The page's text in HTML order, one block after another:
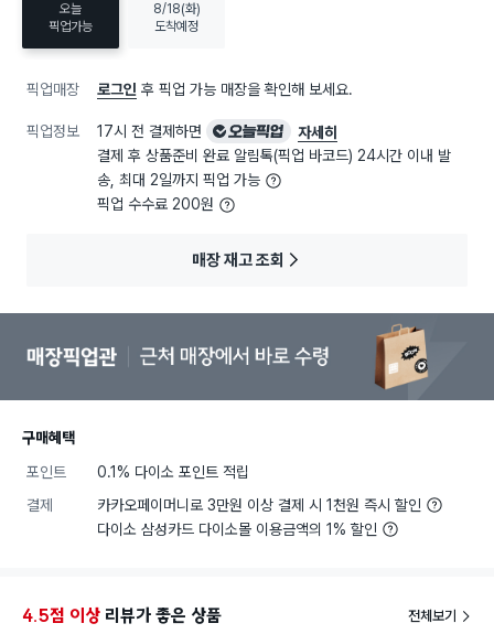
오늘
픽업가능
8/18(화)
도착예정
픽업매장 로그인 후 픽업 가능 매장을 확인해 보세요.
픽업정보 17시 전 결제하면 오늘픽업
자세히
결제 후 상품준비 완료 알림톡(픽업 바코드) 24시간 이내 발
송, 최대 2일까지 픽업 가능
픽업 수수료 200원
매장 재고 조회
구매혜택
포인트
0.1% 다이소 포인트 적립
결제
카카오페이머니로 3만원 이상 결제 시 1천원 즉시 할인
다이소 삼성카드 다이소몰 이용금액의 1% 할인
4.5점 이상 리뷰가 좋은 상품 전체보기